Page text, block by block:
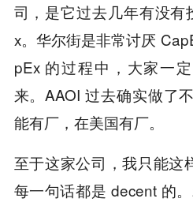
司，是它过去几年有没
x。华尔街是非常讨厌
pEx 的过程中，大家一
来。AAOI 过去确实做了
能有厂，在美国有厂。
至于这家公司，我只能这
每一句话都是 decent 的